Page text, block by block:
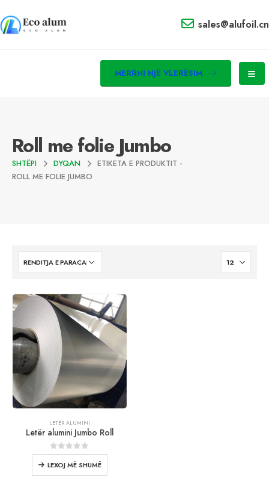
sales@alufoil.cn
MERRNI NJË VLERËSIM
Roll me folie Jumbo
SHTËPI DYQAN
ETIKETA E PRODUKTIT -
ROLL ME FOLIE JUMBO
LETËR ALUMINI
Letër alumini Jumbo Roll
0jashtë 5
LEXOJ MË SHUMË